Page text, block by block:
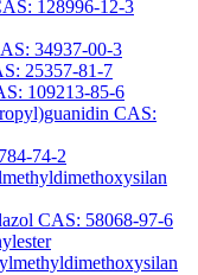
128996-12-3
34937-00-3
25357-81-7
109213-85-6
CAS:
74-2
CAS: 58068-97-6